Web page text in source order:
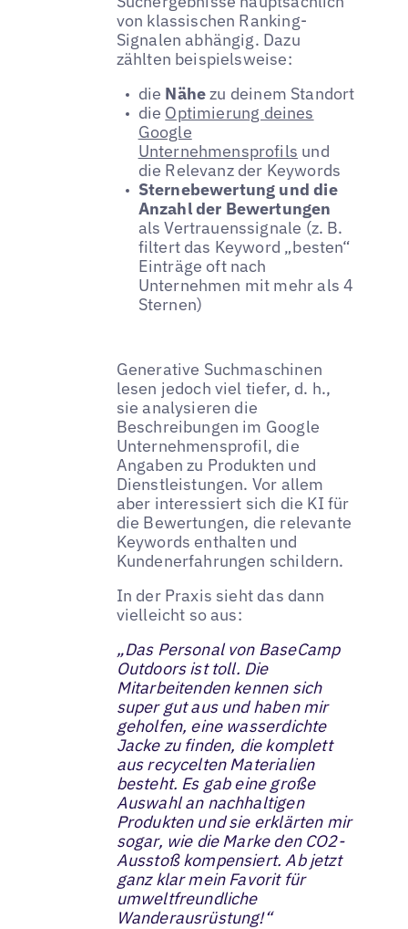
von klassischen Ranking-
Signalen abhängig. Dazu
zählten beispielsweise:
die Nähezu deinem Standort
die Optimierung deines
Google
Unternehmensprofils und
die Relevanz der Keywords
Sternebewertung und die
Anzahl der Bewertungen
als Vertrauenssignale (z. B.
filtert das Keyword „besten“
Einträge oft nach
Unternehmen mit mehr als 4
Sternen)
Generative Suchmaschinen
lesen jedoch viel tiefer, d. h.,
sie analysieren die
Beschreibungen im Google
Unternehmensprofil, die
Angaben zu Produkten und
Dienstleistungen. Vor allem
aber interessiert sich die KI für
die Bewertungen, die relevante
Keywords enthalten und
Kundenerfahrungen schildern.
In der Praxis sieht das dann
vielleicht so aus:
„Das Personal von BaseCamp
Outdoors ist toll. Die
Mitarbeitenden kennen sich
super gut aus und haben mir
geholfen, eine wasserdichte
Jacke zu finden, die komplett
aus recycelten Materialien
besteht. Es gab eine große
Auswahl an nachhaltigen
Produkten und sie erklärten mir
sogar, wie die Marke den CO2-
Ausstoß kompensiert. Ab jetzt
ganz klar mein Favorit für
umweltfreundliche
Wanderausrüstung!“